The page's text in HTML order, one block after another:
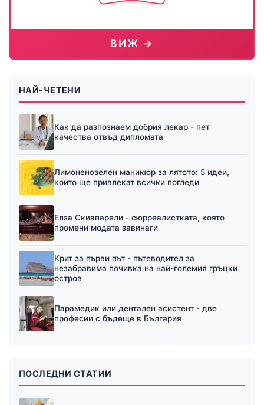
ВИЖ →
НАЙ-ЧЕТЕНИ
Как да разпознаем добрия лекар - пет
качества отвъд дипломата
Лимоненозелен маникюр за лятото: 5 идеи,
които ще привлекат всички погледи
Елза Скиапарели - сюрреалистката, която
промени модата завинаги
Крит за първи път - пътеводител за
незабравима почивка на най-големия гръцки
остров
Парамедик или дентален асистент - две
професии с бъдеще в България
ПОСЛЕДНИ СТАТИИ